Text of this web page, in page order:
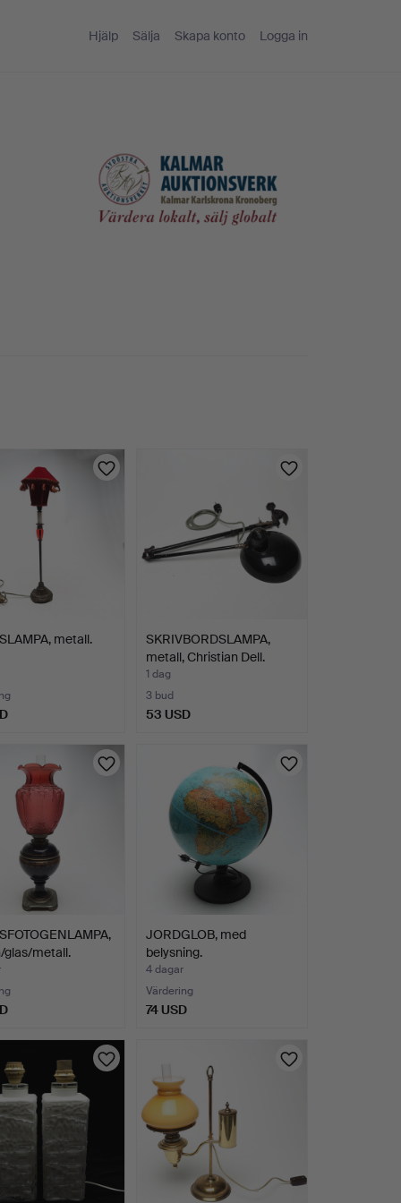
Hjälp Sälja Skapa konto Logga in
metall.
SKRIVBORDSLAMPA,
metall, Christian Dell.
1 dag
3 bud
53 USD
glas/metall.
JORDGLOB, med
belysning.
4 dagar
Värdering
74 USD